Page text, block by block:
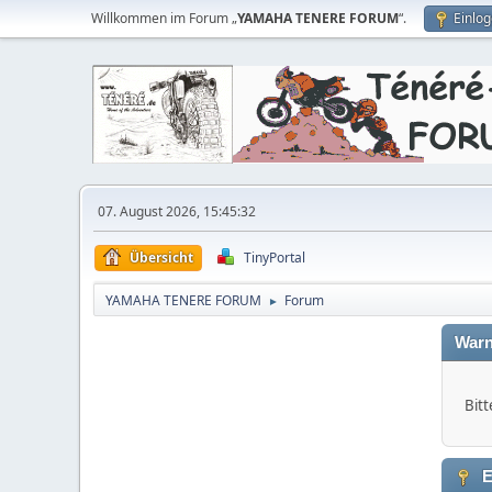
Willkommen im Forum „YAMAHA TENERE FORUM“.
07. August 2026, 15:45:32
Übersicht TinyPortal
YAMAHA TENERE FORUM ► Forum